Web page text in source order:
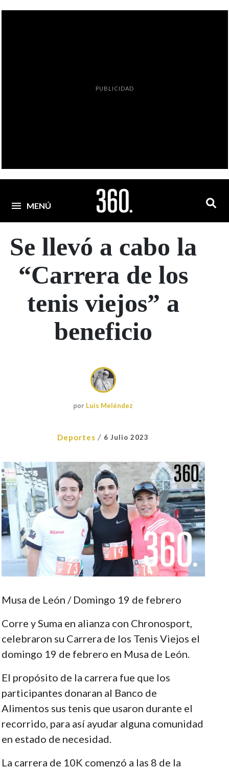
PUBLICIDAD
MENÚ
Se llevó a cabo la
“Carrera de los
tenis viejos” a
beneficio
por Luis Meléndez
Deportes / 6 Julio 2023
Musa de León / Domingo 19 de febrero
Corre y Suma en alianza con Chronosport,
celebraron su Carrera de los Tenis Viejos el
domingo 19 de febrero en Musa de León.
El propósito de la carrera fue que los
participantes donaran al Banco de
Alimentos sus tenis que usaron durante el
recorrido, para así ayudar alguna comunidad
en estado de necesidad.
La carrera de 10K comenzó a las 8 de la